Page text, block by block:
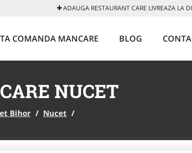
ADAUGA RESTAURANT CARE LIVREAZA LA
COMANDA MANCARE BLOG
NUCET
Bihor / Nucet /